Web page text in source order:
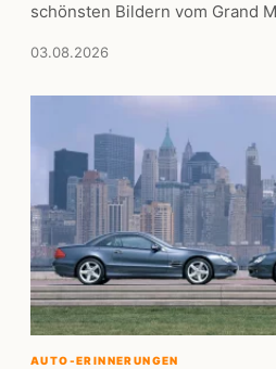
schönsten Bildern vom Grand
03.08.2026
AUTO-ERINNERUNGEN